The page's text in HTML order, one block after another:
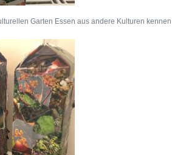
Garten Essen aus andere Kulturen kennen